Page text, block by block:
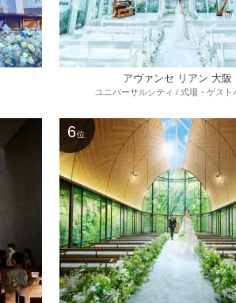
アヴァンセ リアン 大阪
ユニバーサルシティ / 式場・ゲスト
6 位